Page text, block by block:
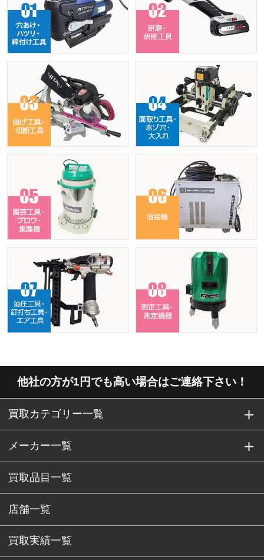
他社の方が1円でも高い場合はご連絡下さい！
買取カテゴリー一覧
メーカー一覧
買取品目一覧
店舗一覧
買取実績一覧